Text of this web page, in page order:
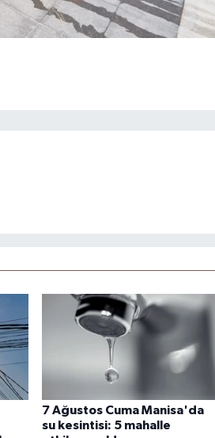
7 Ağustos Cuma Manisa'da
su kesintisi: 5 mahalle